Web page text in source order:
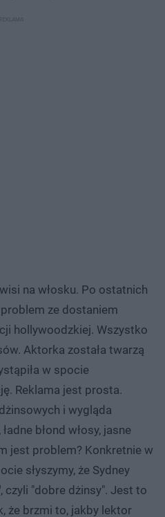
wisi na włosku. Po ostatnich
ze dostaniem
hollywoodzkiej. Wszystko
Aktorka została twarzą
w spocie
Reklama jest prosta.
i wygląda
błond włosy, jasne
jest problem? Konkretnie w
słyszymy, że Sydney
, czyli "dobre dżinsy". Jest to
że brzmi to, jakby lektor